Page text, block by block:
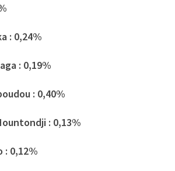
: 0,24%
: 0,19%
: 0,40%
: 0,13%
: 0,12%